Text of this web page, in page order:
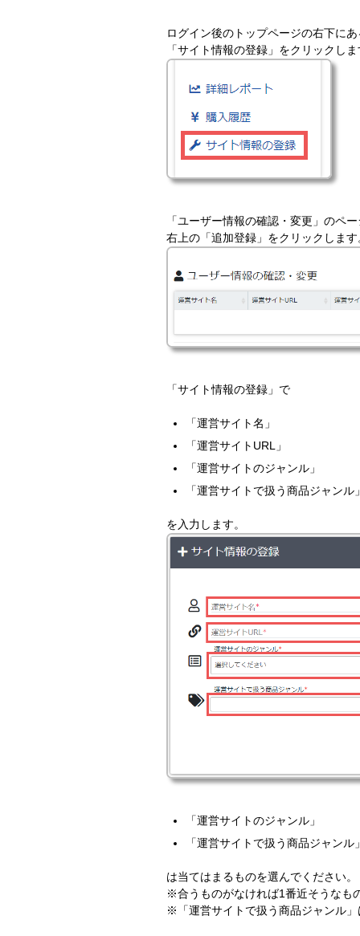
ログイン後のトップページの右下にあ
「サイト情報の登録」をクリックし
「ユーザー情報の確認・変更」のペ
右上の「追加登録」をクリックします
「サイト情報の登録」で
「運営サイト名」
「運営サイトURL」
「運営サイトのジャンル」
「運営サイトで扱う商品ジャンル
を入力します。
「運営サイトのジャンル」
「運営サイトで扱う商品ジャンル
は当てはまるものを選んでください。
※合うものがなければ1番近そうなも
※「運営サイトで扱う商品ジャンル